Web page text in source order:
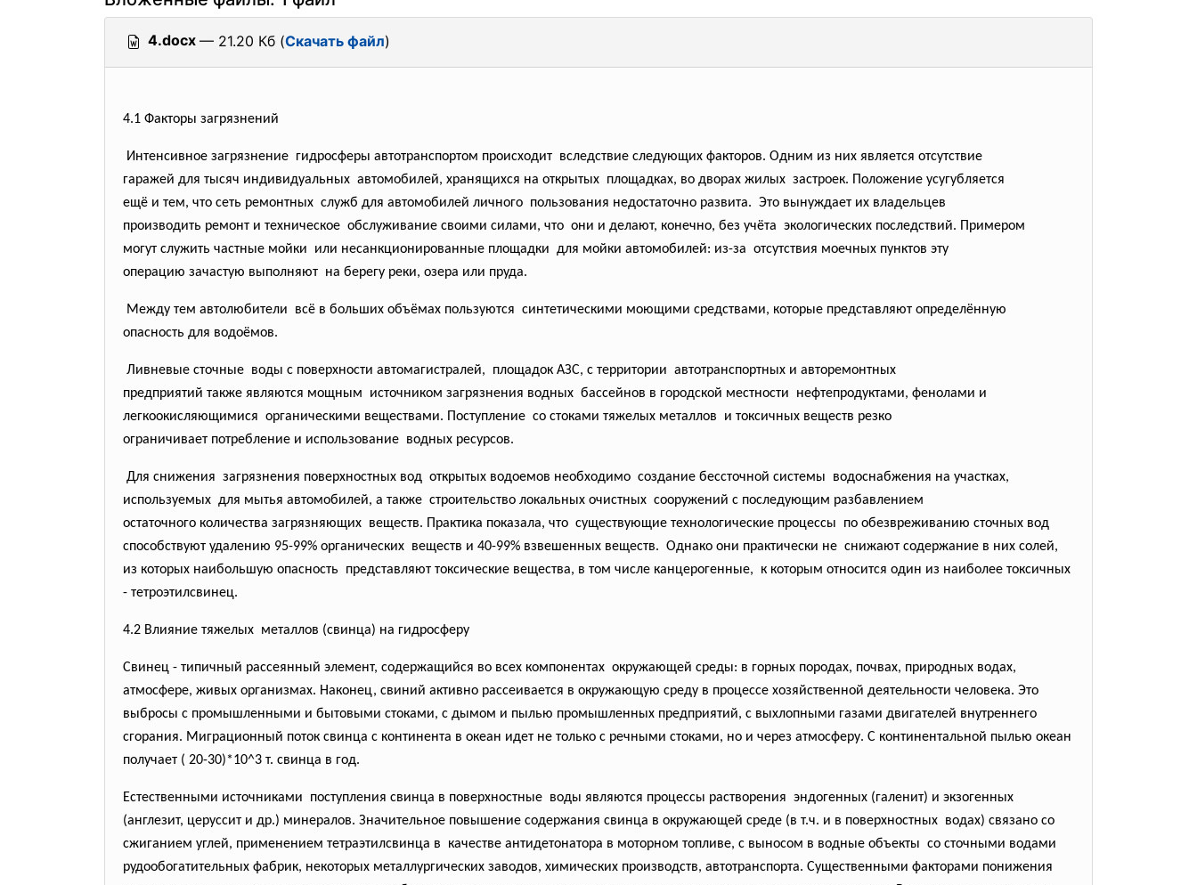
4.docx — 21.20 Кб (Скачать файл)
4.1 Факторы загрязнений
Интенсивное загрязнение гидросферы автотранспортом происходит вследствие следующих факторов. Одним из них является отсутствие
гаражей для тысяч индивидуальных автомобилей, хранящихся на открытых площадках, во дворах жилых застроек. Положение усугубляется
ещё и тем, что сеть ремонтных служб для автомобилей личного пользования недостаточно развита. Это вынуждает их владельцев
производить ремонт и техническое обслуживание своими силами, что они и делают, конечно, без учёта экологических последствий. Примером
могут служить частные мойки или несанкционированные площадки для мойки автомобилей: из-за отсутствия моечных пунктов эту
операцию зачастую выполняют на берегу реки, озера или пруда.
Между тем автолюбители всё в больших объёмах пользуются синтетическими моющими средствами, которые представляют определённую
опасность для водоёмов.
Ливневые сточные воды с поверхности автомагистралей, площадок АЗС, с территории автотранспортных и авторемонтных
предприятий также являются мощным источником загрязнения водных бассейнов в городской местности нефтепродуктами, фенолами и
легкоокисляющимися органическими веществами. Поступление со стоками тяжелых металлов и токсичных веществ резко
ограничивает потребление и использование водных ресурсов.
Для снижения загрязнения поверхностных вод открытых водоемов необходимо создание бессточной системы водоснабжения на участках,
используемых для мытья автомобилей, а также строительство локальных очистных сооружений с последующим разбавлением
остаточного количества загрязняющих веществ. Практика показала, что существующие технологические процессы по обезвреживанию сточных вод
способствуют удалению 95-99% органических веществ и 40-99% взвешенных веществ. Однако они практически не снижают содержание в них солей,
из которых наибольшую опасность представляют токсические вещества, в том числе канцерогенные, к которым относится один из наиболее токсичных
- тетроэтилсвинец.
4.2 Влияние тяжелых металлов (свинца) на гидросферу
Свинец - типичный рассеянный элемент, содержащийся во всех компонентах окружающей среды: в горных породах, почвах, природных водах,
атмосфере, живых организмах. Наконец, свиний активно рассеивается в окружающую среду в процессе хозяйственной деятельности человека. Это
выбросы с промышленными и бытовыми стоками, с дымом и пылью промышленных предприятий, с выхлопными газами двигателей внутреннего
сгорания. Миграционный поток свинца с континента в океан идет не только с речными стоками, но и через атмосферу. С континентальной пылью океан
получает ( 20-30)*10^3 т. свинца в год.
Естественными источниками поступления свинца в поверхностные воды являются процессы растворения эндогенных (галенит) и экзогенных
(англезит, церуссит и др.) минералов. Значительное повышение содержания свинца в окружающей среде (в т.ч. и в поверхностных водах) связано со
сжиганием углей, применением тетраэтилсвинца в качестве антидетонатора в моторном топливе, с выносом в водные объекты со сточными водами
рудообогатительных фабрик, некоторых металлургических заводов, химических производств, автотранспорта. Существенными факторами понижения